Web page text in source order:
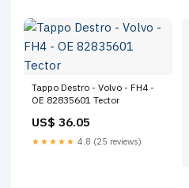
Tappo Destro - Volvo - FH4 -
OE 82835601 Tector
US$ 36.05
★★★★★ 4.8 (25 reviews)